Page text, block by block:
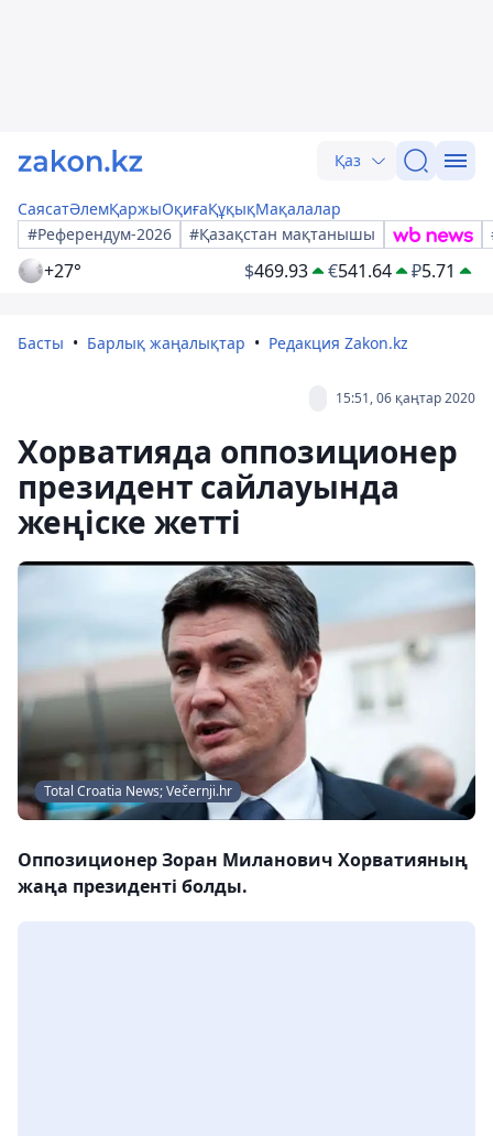
Қаз
СаясатӘлемҚаржыОқиғаҚұқықМақалалар
#Референдум-2026
#Қазақстан мақтанышы
+27° $469.93 €541.64 ₽5.71
Басты Барлық жаңалықтар Редакция Zakon.kz
15:51, 06 қаңтар 2020
Хорватияда оппозиционер
президент сайлауында
жеңіске жетті
Total Croatia News; Večernji.hr
Оппозиционер Зоран Миланович Хорватияның
жаңа президенті болды.